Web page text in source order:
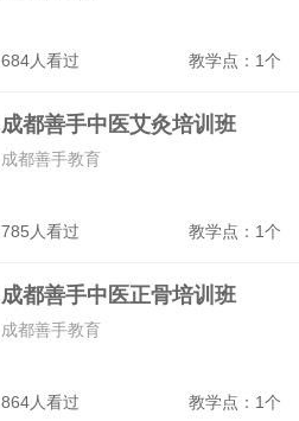
684人看过 教学点：1个
成都善手中医艾灸培训班
785人看过 教学点：1个
成都善手教育
成都善手中医正骨培训班
864人看过 教学点：1个
成都善手教育